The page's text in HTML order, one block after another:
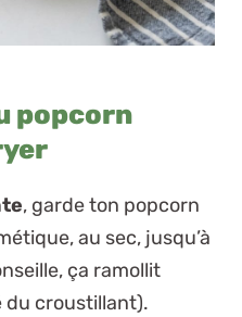
popcorn
, garde ton popcorn
au sec, jusqu’à
ça ramollit
du croustillant).